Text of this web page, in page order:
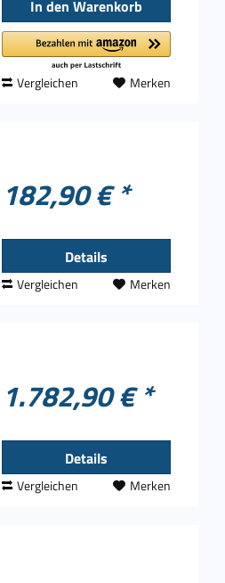
In den Warenkorb
Vergleichen Merken
182,90 € *
Details
Vergleichen Merken
1.782,90 € *
Details
Vergleichen Merken